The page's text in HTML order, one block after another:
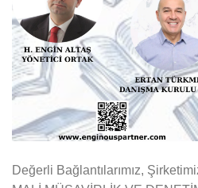
Değerli Bağlantılarımız,